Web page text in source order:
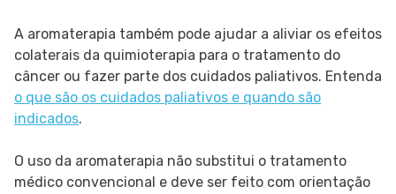
A aromaterapia também pode ajudar a aliviar os efeitos
colaterais da quimioterapia para o tratamento do
câncer ou fazer parte dos cuidados paliativos. Entenda
o que são os cuidados paliativos e quando são
indicados.
O uso da aromaterapia não substitui o tratamento
médico convencional e deve ser feito com orientação